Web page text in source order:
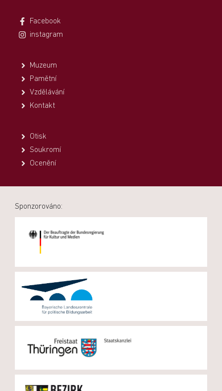
Facebook
instagram
Muzeum
Pamětní
Vzdělávání
Kontakt
Otisk
Soukromí
Ocenění
Sponzorováno: